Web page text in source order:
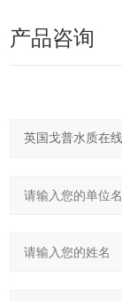
产品咨询